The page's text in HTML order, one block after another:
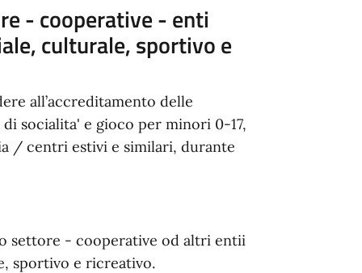
- cooperative - enti
culturale, sportivo e
all’accreditamento delle
socialita' e gioco per minori 0-17,
/ centri estivi e similari, durante
settore - cooperative od altri entii
sportivo e ricreativo.